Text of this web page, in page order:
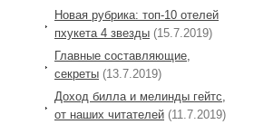
Новая рубрика: топ-10 отелей
пхукета 4 звезды (15.7.2019)
Главные составляющие,
секреты (13.7.2019)
Доход билла и мелинды гейтс,
от наших читателей (11.7.2019)